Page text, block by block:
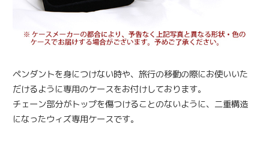
ペンダントを身につけない時や、旅行の移動の際にお使いいた
だけるように専用のケースをお付けしております。
チェーン部分がトップを傷つけることのないように、二重構造
になったウィズ専用ケースです。